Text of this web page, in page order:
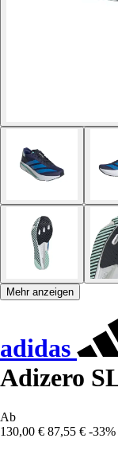
Mehr anzeigen
adidas
Adizero
Ab
130,00 € 87,55 € -33%